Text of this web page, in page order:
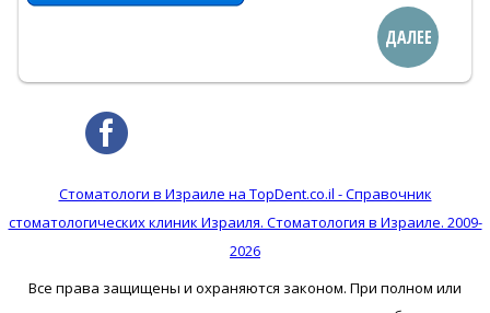
ДАЛЕЕ
Стоматологи в Израиле на TopDent.co.il - Справочник
стоматологических клиник Израиля. Стоматология в Израиле. 2009-
2026
Все права защищены и охраняются законом. При полном или